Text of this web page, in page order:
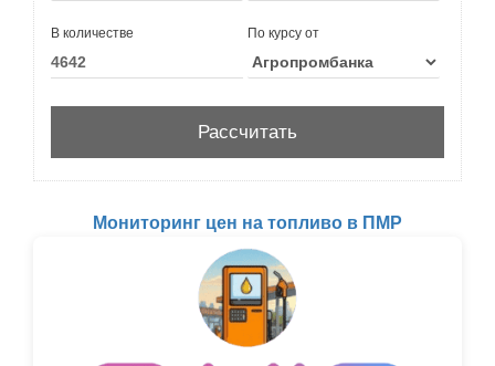
В количестве По курсу от
Мониторинг цен на топливо в ПМР